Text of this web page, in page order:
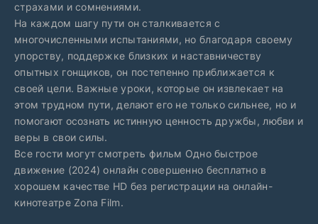
страхами и сомнениями.
На каждом шагу пути он сталкивается с
многочисленными испытаниями, но благодаря своему
упорству, поддержке близких и наставничеству
опытных гонщиков, он постепенно приближается к
своей цели. Важные уроки, которые он извлекает на
этом трудном пути, делают его не только сильнее, но и
помогают осознать истинную ценность дружбы, любви и
веры в свои силы.
Все гости могут смотреть фильм Одно быстрое
движение (2024) онлайн совершенно бесплатно в
хорошем качестве HD без регистрации на онлайн-
кинотеатре Zona Film.